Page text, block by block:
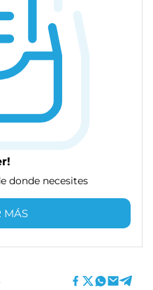
donde necesites
MÁS